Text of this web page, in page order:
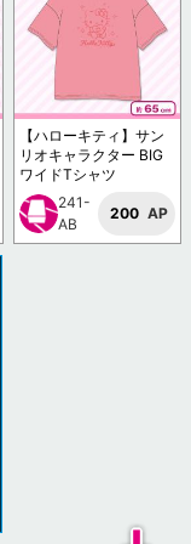
【ハローキティ】サン
リオキャラクター BIG
ワイドTシャツ
241-
AB
200 AP